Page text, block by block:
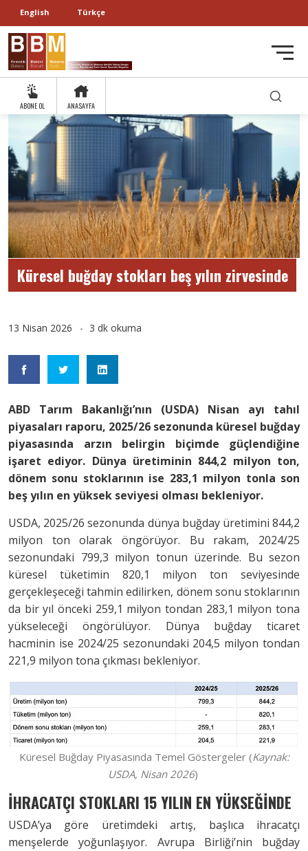
English Türkçe
ABONE OL ANASAYFA
Küresel buğday stokları beş yılın zirvesinde
13 Nisan 2026 3 dk okuma
ABD Tarım Bakanlığı’nın (USDA) Nisan ayı tahıl
piyasaları raporu, 2025/26 sezonunda küresel buğday
piyasasında arzın belirgin biçimde güçlendiğine
işaret ediyor. Dünya üretiminin 844,2 milyon ton,
dönem sonu stoklarının ise 283,1 milyon tonla son
beş yılın en yüksek seviyesi olması bekleniyor.
USDA, 2025/26 sezonunda dünya buğday üretimini 844,2
milyon ton olarak öngörüyor. Bu rakam, 2024/25
sezonundaki 799,3 milyon tonun üzerinde. Bu sezon
küresel tüketimin 820,1 milyon ton seviyesinde
gerçekleşeceği tahmin edilirken, dönem sonu stoklarının
da bir yıl önceki 259,1 milyon tondan 283,1 milyon tona
yükseleceği öngörülüyor. Dünya buğday ticaret
hacminin ise 2024/25 sezonundaki 204,5 milyon tondan
221,9 milyon tona çıkması bekleniyor.
Küresel Buğday Piyasasında Temel Göstergeler (Kaynak:
USDA, Nisan 2026)
İHRACATÇI STOKLARI 15 YILIN EN YÜKSEĞİNDE
USDA’ya göre üretimdeki artış, başlıca ihracatçı
menşelerde yoğunlaşıyor. Avrupa Birliği’nin buğday